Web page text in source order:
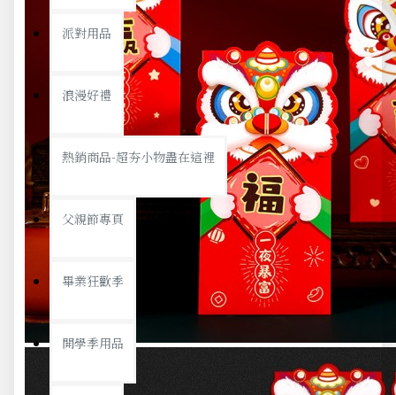
派對用品
浪漫好禮
熱銷商品-超夯小物盡在這裡
父親節專頁
畢業狂歡季
開學季用品